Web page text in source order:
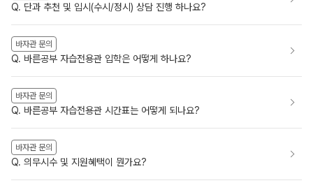
Q. 단과 추천 및 입시(수시/정시) 상담 진행 하나요?
바자관 문의
Q. 바른공부 자습전용관 입학은 어떻게 하나요?
바자관 문의
Q. 바른공부 자습전용관 시간표는 어떻게 되나요?
바자관 문의
Q. 의무시수 및 지원혜택이 뭔가요?